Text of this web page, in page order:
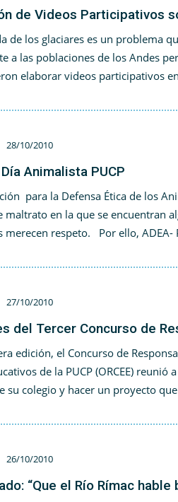
de Videos Participativos
de los glaciares es un problema
a las poblaciones de los Andes
elaborar videos participativos
28/10/2010
Animalista PUCP
para la Defensa Ética de los
maltrato en la que se encuentran
merecen respeto. Por ello, ADEA-
27/10/2010
del Tercer Concurso de
edición, el Concurso de
de la PUCP (ORCEE)
su colegio y hacer un proyecto
26/10/2010
“Que el Río Rímac hable